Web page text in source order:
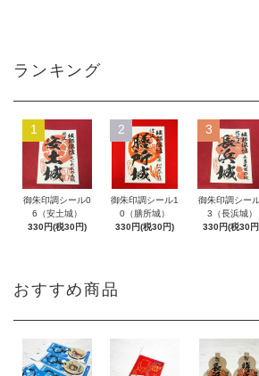
ランキング
1
御朱印調シール0
6（安土城）
330円(税30円)
2
御朱印調シール1
0（膳所城）
330円(税30円)
3
御朱印調シー
3（長浜城）
330円(税30
おすすめ商品